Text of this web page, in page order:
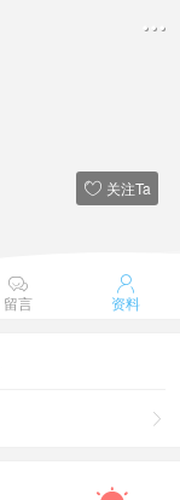

 关注Ta

留言

资料
